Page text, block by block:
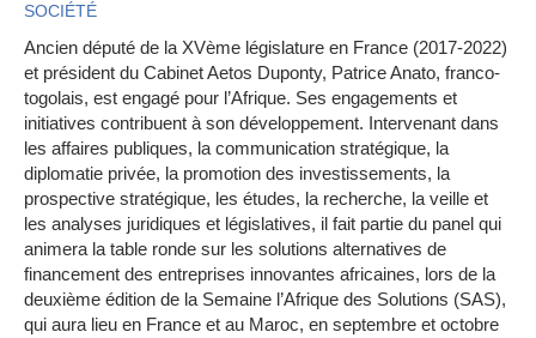
SOCIÉTÉ
Ancien député de la XVème législature en France (2017-2022)
et président du Cabinet Aetos Duponty, Patrice Anato, franco-
togolais, est engagé pour l’Afrique. Ses engagements et
initiatives contribuent à son développement. Intervenant dans
les affaires publiques, la communication stratégique, la
diplomatie privée, la promotion des investissements, la
prospective stratégique, les études, la recherche, la veille et
les analyses juridiques et législatives, il fait partie du panel qui
animera la table ronde sur les solutions alternatives de
financement des entreprises innovantes africaines, lors de la
deuxième édition de la Semaine l’Afrique des Solutions (SAS),
qui aura lieu en France et au Maroc, en septembre et octobre